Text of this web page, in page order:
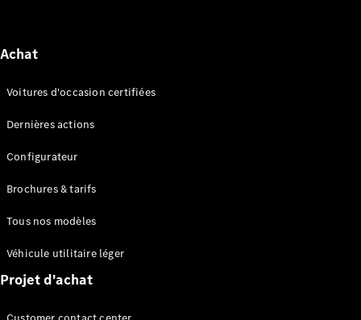
Achat
Voitures d'occasion certifiées
Dernières actions
Configurateur
Brochures & tarifs
Tous nos modèles
Véhicule utilitaire léger
Projet d'achat